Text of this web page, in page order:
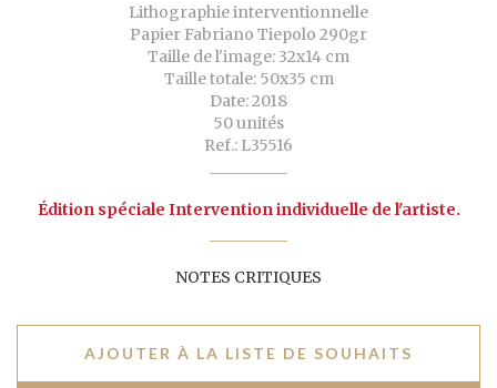
Lithographie interventionnelle
Papier Fabriano Tiepolo 290gr
Taille de l'image: 32x14 cm
Taille totale: 50x35 cm
Date: 2018
50 unités
Ref.: L35516
Édition spéciale Intervention individuelle de l'artiste.
NOTES CRITIQUES
AJOUTER À LA LISTE DE SOUHAITS